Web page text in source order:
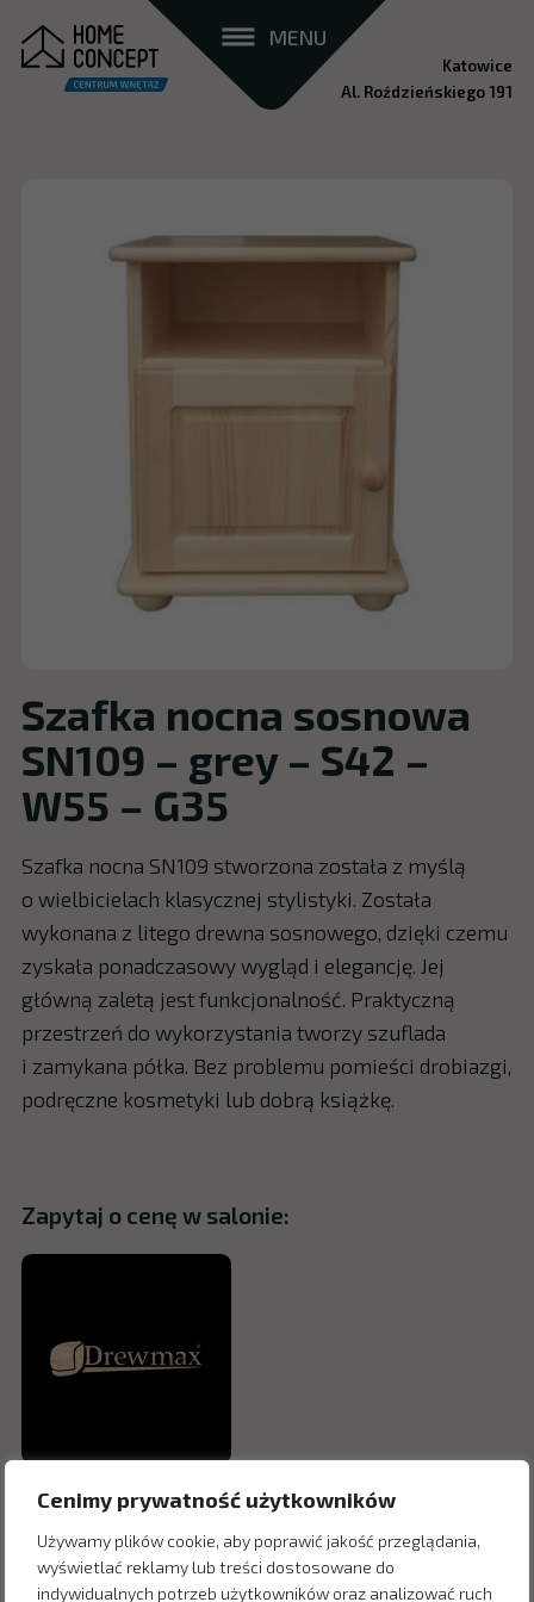
Cenimy prywatność użytkowników
Używamy plików cookie, aby poprawić jakość przeglądania,
wyświetlać reklamy lub treści dostosowane do
indywidualnych potrzeb użytkowników oraz analizować ruch
MENU
Katowice
Al. Roździeńskiego 191
Szafka nocna sosnowa
SN109 – grey – S42 –
W55 – G35
Szafka nocna SN109 stworzona została z myślą
o wielbicielach klasycznej stylistyki. Została
wykonana z litego drewna sosnowego, dzięki czemu
zyskała ponadczasowy wygląd i elegancję. Jej
główną zaletą jest funkcjonalność. Praktyczną
przestrzeń do wykorzystania tworzy szuflada
i zamykana półka. Bez problemu pomieści drobiazgi,
podręczne kosmetyki lub dobrą książkę.
Zapytaj o cenę w salonie: